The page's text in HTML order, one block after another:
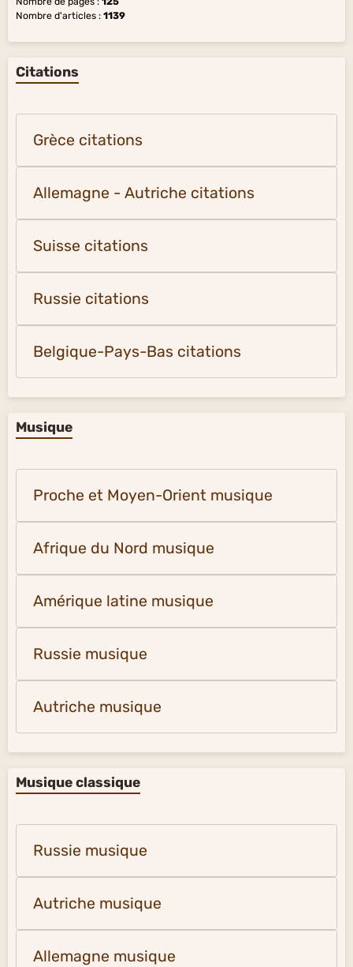
Nombre d'articles : 1139
Citations
Grèce citations
Allemagne - Autriche citations
Suisse citations
Russie citations
Belgique-Pays-Bas citations
Musique
Proche et Moyen-Orient musique
Afrique du Nord musique
Amérique latine musique
Russie musique
Autriche musique
Musique classique
Russie musique
Autriche musique
Allemagne musique